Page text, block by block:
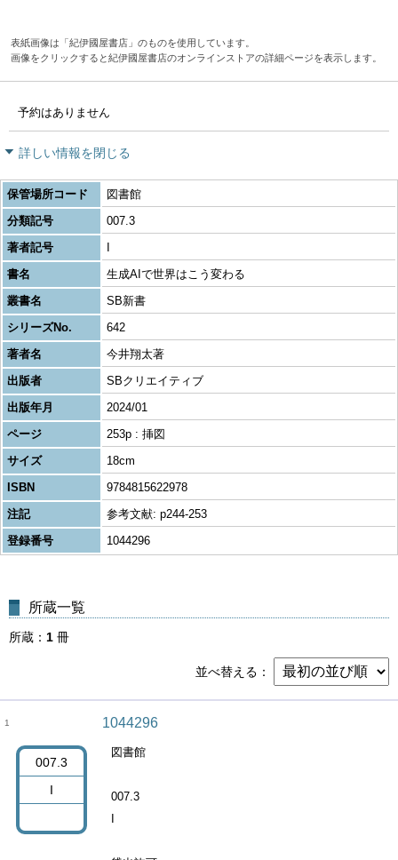
表紙画像は「紀伊國屋書店」のものを使用しています。
画像をクリックすると紀伊國屋書店のオンラインストアの詳細ページを表示します。
予約はありません
詳しい情報を閉じる
保管場所コード
図書館
分類記号
007.3
著者記号
書名
生成AIで世界はこう変わる
叢書名
SB新書
シリーズNo.
642
著者名
今井翔太著
出版者
SBクリエイティブ
出版年月
2024/01
ページ
253p : 挿図
サイズ
18cm
ISBN
9784815622978
注記
参考文献: p244-253
登録番号
1044296
所蔵一覧
所蔵 1 冊
並べ替える
1
007.3
I
1044296
図書館
007.3